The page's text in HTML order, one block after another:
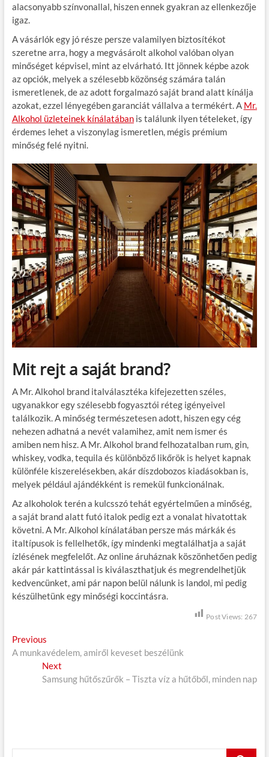
alacsonyabb színvonallal, hiszen ennek gyakran az ellenkezője
igaz.
A vásárlók egy jó része persze valamilyen biztosítékot
szeretne arra, hogy a megvásárolt alkohol valóban olyan
minőséget képvisel, mint az elvárható. Itt jönnek képbe azok
az opciók, melyek a szélesebb közönség számára talán
ismeretlenek, de az adott forgalmazó saját brand alatt kínálja
azokat, ezzel lényegében garanciát vállalva a termékért. A Mr.
Alkohol üzleteinek kínálatábanis találunk ilyen tételeket, így
érdemes lehet a viszonylag ismeretlen, mégis prémium
minőség felé nyitni.
Mit rejt a saját brand?
A Mr. Alkohol brand italválasztéka kifejezetten széles,
ugyanakkor egy szélesebb fogyasztói réteg igényeivel
találkozik. A minőség természetesen adott, hiszen egy cég
nehezen adhatná a nevét valamihez, amit nem ismer és
amiben nem hisz. A Mr. Alkohol brand felhozatalban rum, gin,
whiskey, vodka, tequila és különböző likőrök is helyet kapnak
különféle kiszerelésekben, akár díszdobozos kiadásokban is,
melyek például ajándékként is remekül funkcionálnak.
Az alkoholok terén a kulcsszó tehát egyértelműen a minőség,
a saját brand alatt futó italok pedig ezt a vonalat hivatottak
követni. A Mr. Alkohol kínálatában persze más márkák és
italtípusok is fellelhetők, így mindenki megtalálhatja a saját
ízlésének megfelelőt. Az online áruháznak köszönhetően pedig
akár pár kattintással is kiválaszthatjuk és megrendelhetjük
kedvencünket, ami pár napon belül nálunk is landol, mi pedig
készülhetünk egy minőségi koccintásra.
Post Views: 267
B
e
Previous
r
e
v
A munkavédelem, amiről keveset beszélünk
Next
e
Samsung hűtőszűrők – Tiszta víz a hűtőből, minden nap